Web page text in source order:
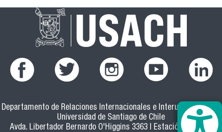
Departamento de Relaciones Internacionales e Interuniversitarias
Universidad de Santiago de Chile
Avda. Libertador Bernardo O'Higgins 3363 | Estación Central |